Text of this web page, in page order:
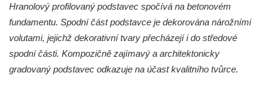
Socha Mateřství v parku Na Sadech v
Českých Budějovicích
Hranolový profilovaný podstavec spočívá na betonovém
fundamentu. Spodní část podstavce je dekorována nárožními
volutami, jejichž dekorativní tvary přecházejí i do středové
spodní části. Kompozičně zajímavý a architektonicky
gradovaný podstavec odkazuje na účast kvalitního tvůrce.